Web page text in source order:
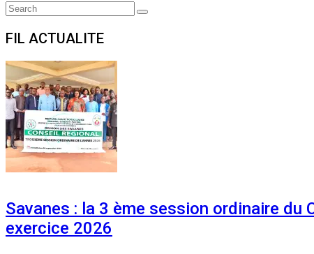
Search
Search
FIL ACTUALITE
Savanes : la 3 ème session ordinaire du
exercice 2026